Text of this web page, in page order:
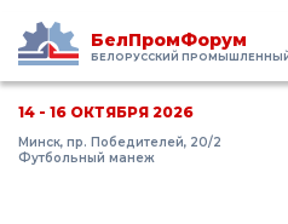
БелПромФорум
БЕЛОРУССКИЙ
14 - 16 ОКТЯБРЯ 2026
Минск, пр. Победителей, 20/2
Футбольный манеж